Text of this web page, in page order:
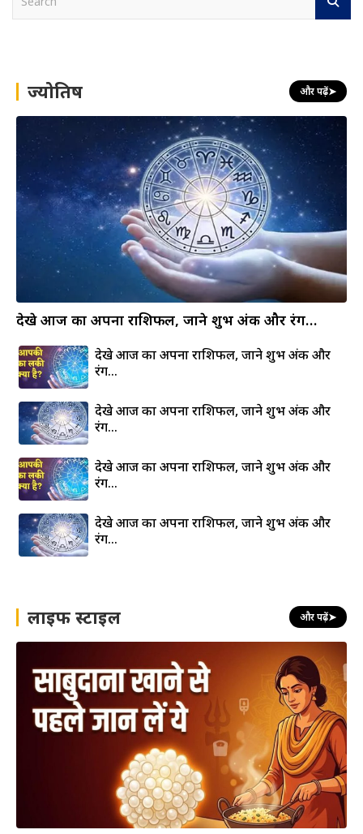
h ज्योतिष और पढ़ें➤
देखे आज का अपना राशिफल, जाने शुभ अंक और रंग…
देखे आज का अपना राशिफल, जाने शुभ अंक और
रंग…
देखे आज का अपना राशिफल, जाने शुभ अंक और
रंग…
देखे आज का अपना राशिफल, जाने शुभ अंक और
रंग…
देखे आज का अपना राशिफल, जाने शुभ अंक और
रंग…
लाइफ स्टाइल और पढ़ें➤